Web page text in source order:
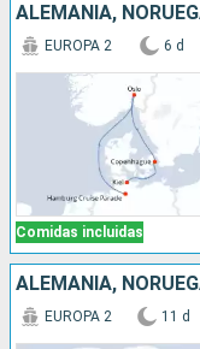
ALEMANIA,
Comidas incluidas
EUROPA 2 6 d
ALEMANIA,
EUROPA 2 11 d